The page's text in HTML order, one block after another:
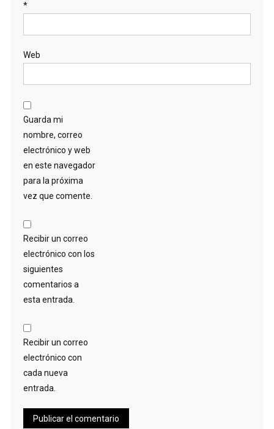
*
Web
Guarda mi
nombre, correo
electrónico y web
en este navegador
para la próxima
vez que comente.
Recibir un correo
electrónico con los
siguientes
comentarios a
esta entrada.
Recibir un correo
electrónico con
cada nueva
entrada.